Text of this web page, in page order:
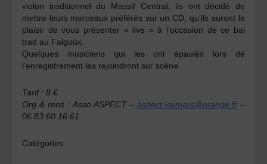
violon traditionnel du Massif Central, ils ont décidé
de
mettre leurs morceaux préférés sur un CD, qu’ils auront le
plaisir de vous présenter « live » à l’occasion de ce bal
trad au Falgoux.
Quelques musiciens qui les ont épaulés lors de
l’enregistrement les rejoindront sur scène.
Tarif : 8 €
Org & rens : Asso ASPECT– aspect.valmars@orange.fr–
06 83 60 16 61
Catégories